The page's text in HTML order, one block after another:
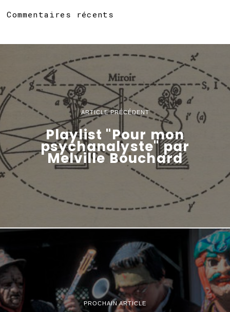
Commentaires récents
ARTICLE PRÉCÉDENT
Playlist "Pour mon
psychanalyste" par
Melville Bouchard
PROCHAIN ARTICLE